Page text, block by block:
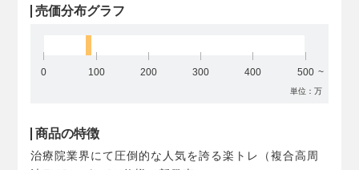
売価分布グラフ
0 100 200 300 400 500
単位：万
商品の特徴
治療院業界にて圧倒的な人気を誇る楽トレ（複合高周